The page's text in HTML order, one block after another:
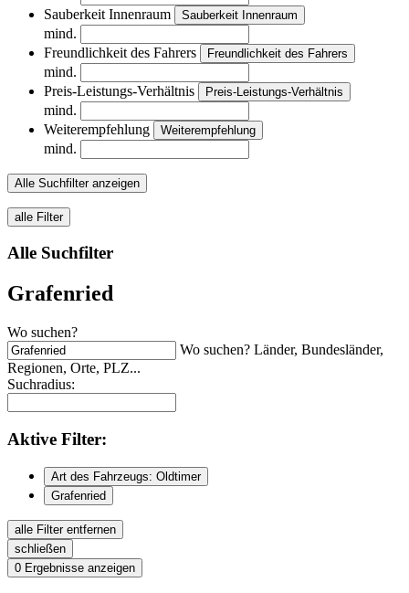
Sauberkeit Innenraum
Sauberkeit Innenraum
mind.
Freundlichkeit des Fahrers
Freundlichkeit des Fahrers
mind.
Preis-Leistungs-Verhältnis
Preis-Leistungs-Verhältnis
mind.
Weiterempfehlung
Weiterempfehlung
mind.
Alle Suchfilter anzeigen
alle Filter
Alle Suchfilter
Grafenried
Wo suchen?
Wo suchen? Länder, Bundesländer,
Regionen, Orte, PLZ...
Suchradius:
Aktive Filter:
Art des Fahrzeugs: Oldtimer
Grafenried
alle Filter entfernen
schließen
0 Ergebnisse anzeigen